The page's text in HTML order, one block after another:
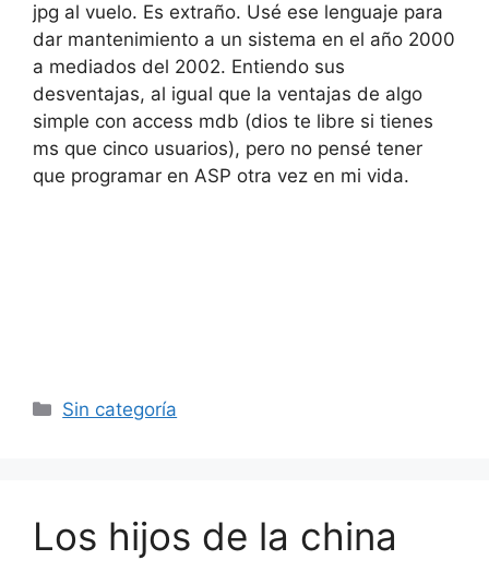
jpg al vuelo. Es extraño. Usé ese lenguaje para
dar mantenimiento a un sistema en el año 2000
a mediados del 2002. Entiendo sus
desventajas, al igual que la ventajas de algo
simple con access mdb (dios te libre si tienes
ms que cinco usuarios), pero no pensé tener
que programar en ASP otra vez en mi vida.
Categorías
Sin categoría
Los hijos de la china